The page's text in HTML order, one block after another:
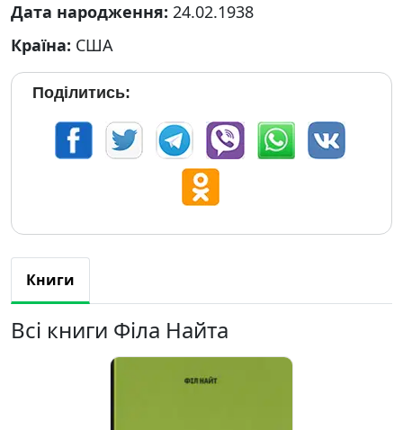
Дата народження: 24.02.1938
Країна: США
Поділитись:
Книги
Всі книги Філа Найта